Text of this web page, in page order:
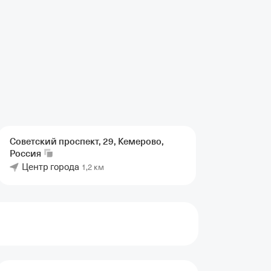
Советский проспект, 29, Кемерово,
Россия
Центр города 1,2 км